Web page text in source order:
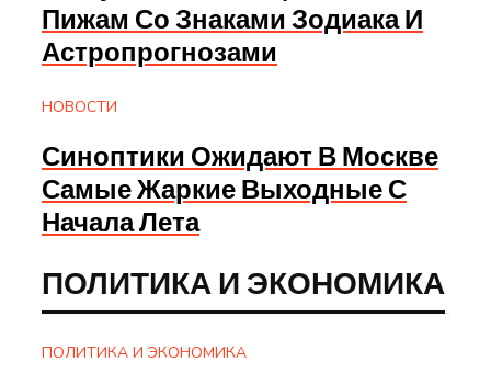
Пижам Со Знаками Зодиака И
Астропрогнозами
НОВОСТИ
Синоптики Ожидают В Москве
Самые Жаркие Выходные С
Начала Лета
ПОЛИТИКА И ЭКОНОМИКА
ПОЛИТИКА И ЭКОНОМИКА